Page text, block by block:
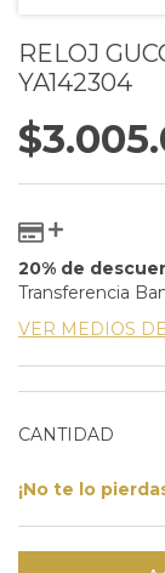
RELOJ
YA142304
20% de
Transferencia
VER MEDIOS
CANTIDAD
¡No te lo